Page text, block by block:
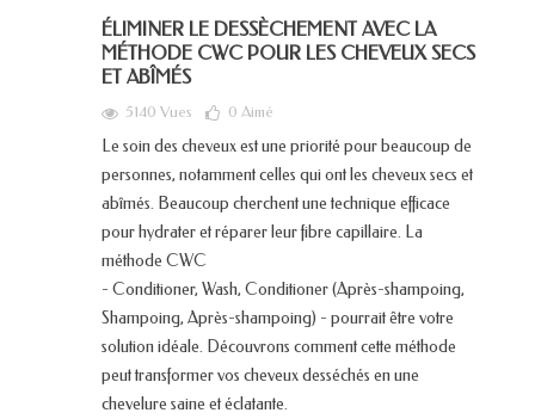
ÉLIMINER LE DESSÈCHEMENT AVEC LA
MÉTHODE CWC POUR LES CHEVEUX SECS
ET ABÎMÉS
5140 Vues 0 Aimé
Le soin des cheveux est une priorité pour beaucoup de
personnes, notamment celles qui ont les cheveux secs et
abîmés. Beaucoup cherchent une technique efficace
pour hydrater et réparer leur fibre capillaire. La
méthode CWC
- Conditioner, Wash, Conditioner (Après-shampoing,
Shampoing, Après-shampoing) - pourrait être votre
solution idéale. Découvrons comment cette méthode
peut transformer vos cheveux desséchés en une
chevelure saine et éclatante.